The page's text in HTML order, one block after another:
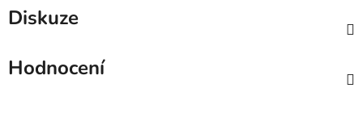
Diskuze
Hodnocení